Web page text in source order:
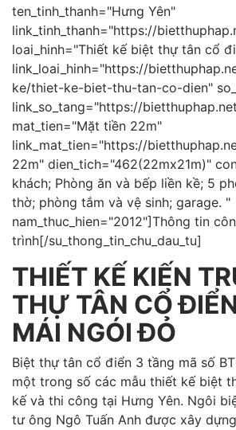
ten_tinh_thanh="Hưng Yên"
link_tinh_thanh="https://
loai_hinh="Thiết kế biệt thự tân cổ
link_loai_hinh="https://
ke/thiet-ke-biet-thu-tan-co-dien"
link_so_tang="https://
mat_tien="Mặt tiền 22m"
link_mat_tien="https://
22m" dien_tich="462(22mx21m)"
khách; Phòng ăn và bếp liền kề; 5
thờ; phòng tắm và vệ sinh; garage. "
nam_thuc_hien="2012"]Thông tin
trình[/su_thong_tin_chu_dau_tu]
THIẾT KẾ KIẾN
THỰ TÂN CỔ
MÁI NGÓI ĐỎ
Biệt thự tân cổ điển 3 tầng mã số
một trong số các mẫu thiết kế biệt
kế và thi công tại Hưng Yên. Ngôi
tư ông Ngô Tuấn Anh được xây